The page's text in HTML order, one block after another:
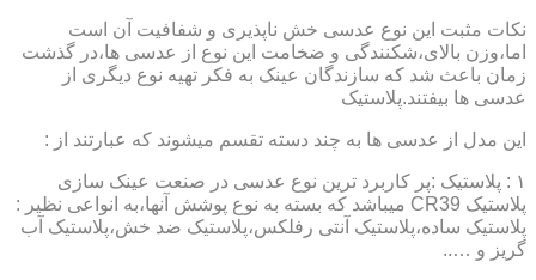
نکات مثبت این نوع عدسی خش ناپذیری و شفافیت آن است
اما،وزن بالای،شکنندگی و ضخامت این نوع از عدسی ها،در گذشت
زمان باعث شد که سازندگان عینک به فکر تهیه نوع دیگری از
عدسی ها بیفتند.پلاستیک
این مدل از عدسی ها به چند دسته تقسم میشوند که عبارتند از :
۱ : پلاستیک :پر کاربرد ترین نوع عدسی در صنعت عینک سازی
پلاستیک CR39 میباشد که بسته به نوع پوشش آنها،به انواعی نظیر :
پلاستیک ساده،پلاستیک آنتی رفلکس،پلاستیک ضد خش،پلاستیک آب
گریز و …..